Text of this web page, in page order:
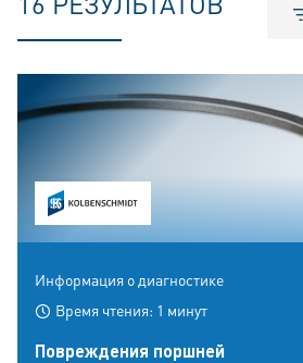
Информация о диагностике
Время чтения: 1 минут
Повреждения поршней